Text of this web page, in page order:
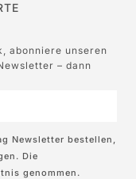
abonniere unseren
– dann
Newsletter bestellen,
Die
genommen.